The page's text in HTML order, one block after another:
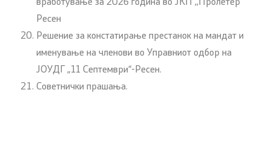
вработувањe за 2026 година во ЈКП ,,Пролетер’’
Ресен
Решение за констатирање престанок на мандат и
именување на членови во Управниот одбор на
ЈОУДГ „11 Септември“-Ресен.
Советнички прашања.